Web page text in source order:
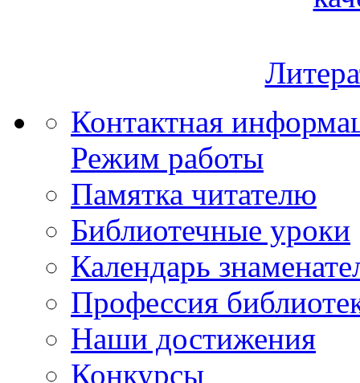
Контактная
Режим работы
Памятка читателю
Библиотечные уроки
Календарь
Профессия
Наши достижения
Конкурсы